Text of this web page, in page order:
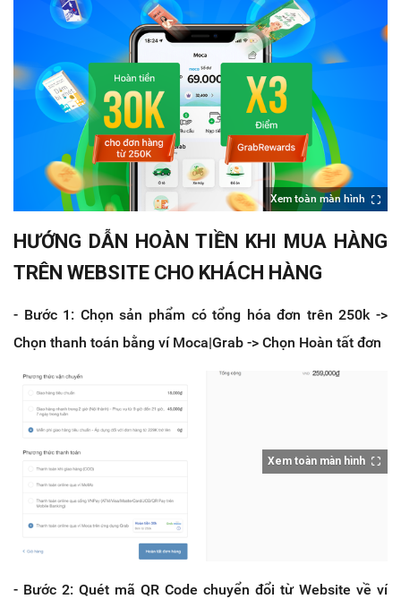
Xem toàn màn hình
HƯỚNG DẪN HOÀN TIỀN KHI MUA HÀNG
TRÊN WEBSITE CHO KHÁCH HÀNG
- Bước 1: Chọn sản phẩm có tổng hóa đơn trên 250k ->
Chọn thanh toán bằng ví Moca|Grab -> Chọn Hoàn tất đơn
Xem toàn màn hình
- Bước 2: Quét mã QR Code chuyển đổi từ Website về ví